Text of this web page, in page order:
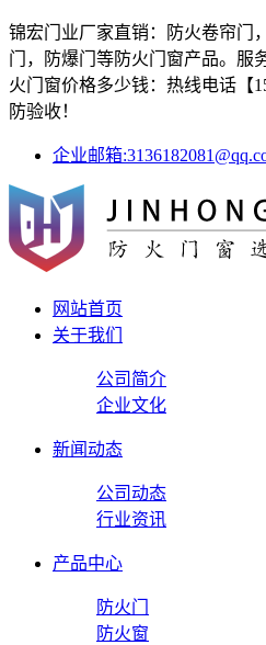
锦宏门业厂家直销：防火卷帘门
门，防爆门等防火门窗产品。服
火门窗价格多少钱：热线电话【
防验收！
企业邮箱
网站首页
关于我们
公司简介
企业文化
新闻动态
公司动态
行业资讯
产品中心
防火门
防火窗